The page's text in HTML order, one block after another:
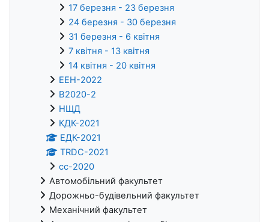
17 березня - 23 березня
24 березня - 30 березня
31 березня - 6 квітня
7 квітня - 13 квітня
14 квітня - 20 квітня
ЕЕН-2022
В2020-2
НЩД
КДК-2021
ЕДК-2021
TRDC-2021
cc-2020
Автомобільний факультет
Дорожньо-будівельний факультет
Механічний факультет